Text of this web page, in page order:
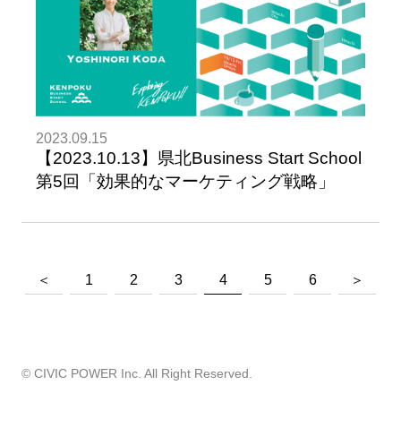
2023.09.15
【2023.10.13】県北Business Start School
第5回「効果的なマーケティング戦略」
＜ 1 2 3 4 5 6 ＞
©︎ CIVIC POWER Inc. All Right Reserved.